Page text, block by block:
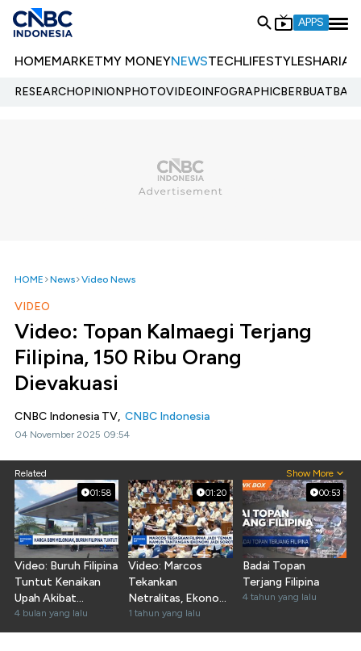
APPS
HOMEMARKETMY MONEYNEWSTECHLIFESTYLESHARIA
RESEARCHOPINIONPHOTOVIDEOINFOGRAPHIC
HOME News Video News
VIDEO
Video: Topan Kalmaegi Terjang
Filipina, 150 Ribu Orang
Dievakuasi
CNBC Indonesia TV, CNBC Indonesia
04 November 2025 09:54
Related Show More
01:58
Video: Buruh Filipina
Tuntut Kenaikan
Upah Akibat
Lonjakan Harga
BBM
4 bulan yang lalu
01:20
Video: Marcos
Tekankan
Netralitas, Ekonomi
Filipina Diuji
1 tahun yang lalu
00:53
Badai Topan
Terjang Filipina
4 tahun yang lalu